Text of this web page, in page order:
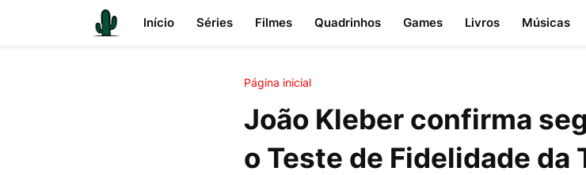
Início Séries Filmes Quadrinhos Games Livros Músicas
Página inicial
João Kleber confirma
o Teste de Fidelidade da